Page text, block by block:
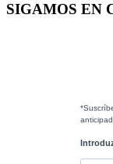
SIGAMOS EN